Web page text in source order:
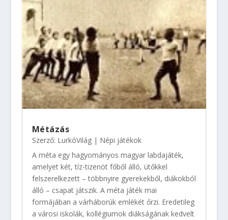
Métázás
Szerző: LurkóVilág| Népi játékok
A méta egy hagyományos magyar labdajáték,
amelyet két, tíz-tizenöt főből álló, ütőkkel
felszerelkezett – többnyire gyerekekből, diákokból
álló – csapat játszik. A méta játék mai
formájában a várháborúk emlékét őrzi. Eredetileg
a városi iskolák, kollégiumok diákságának kedvelt